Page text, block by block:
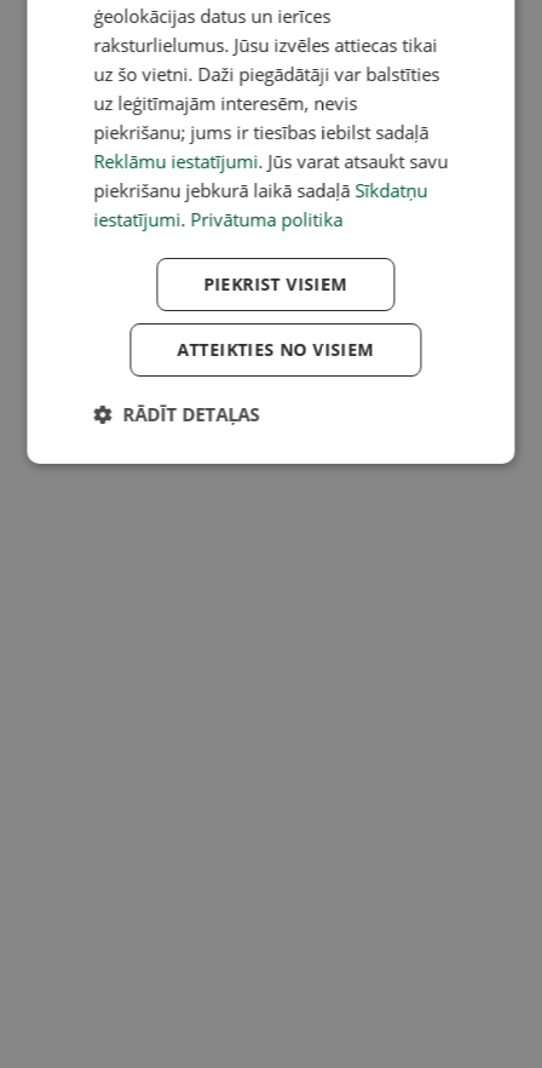
ģeolokācijas datus un ierīces
raksturlielumus. Jūsu izvēles attiecas tikai
uz šo vietni. Daži piegādātāji var balstīties
uz leģitīmajām interesēm, nevis
piekrišanu; jums ir tiesības iebilst sadaļā
Reklāmu iestatījumi. Jūs varat atsaukt savu
piekrišanu jebkurā laikā sadaļā Sīkdatņu
iestatījumi. Privātuma politika
PIEKRIST VISIEM
ATTEIKTIES NO VISIEM
RĀDĪT DETAĻAS